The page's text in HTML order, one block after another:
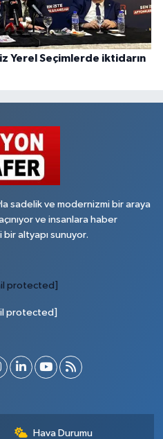
Yerel Seçimlerde iktidarın
sadelik ve modernizmi bir araya
ve insanlara haber
altyapı sunuyor.
protected]
protected]
Hava Durumu